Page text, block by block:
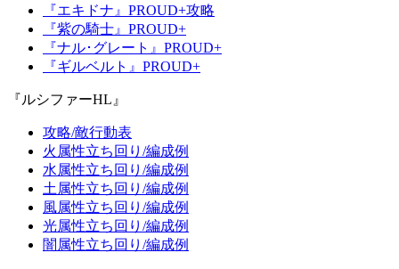
『エキドナ』PROUD+攻略
『紫の騎士』PROUD+
『ナル･グレート』PROUD+
『ギルベルト』PROUD+
『ルシファーHL』
攻略/敵行動表
火属性立ち回り/編成例
水属性立ち回り/編成例
土属性立ち回り/編成例
風属性立ち回り/編成例
光属性立ち回り/編成例
闇属性立ち回り/編成例